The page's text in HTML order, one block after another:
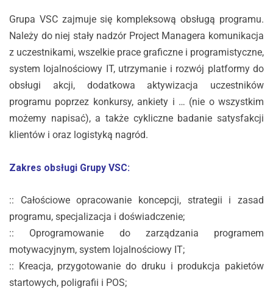
Grupa VSC zajmuje się kompleksową obsługą programu.
Należy do niej stały nadzór Project Managera komunikacja
z uczestnikami, wszelkie prace graficzne i programistyczne,
system lojalnościowy IT, utrzymanie i rozwój platformy do
obsługi akcji, dodatkowa aktywizacja uczestników
programu poprzez konkursy, ankiety i … (nie o wszystkim
możemy napisać), a także cykliczne badanie satysfakcji
klientów i oraz logistyką nagród.
Zakres obsługi Grupy VSC:
:: Całościowe opracowanie koncepcji, strategii i zasad
programu, specjalizacja i doświadczenie;
:: Oprogramowanie do zarządzania programem
motywacyjnym, system lojalnościowy IT;
:: Kreacja, przygotowanie do druku i produkcja pakietów
startowych, poligrafii i POS;